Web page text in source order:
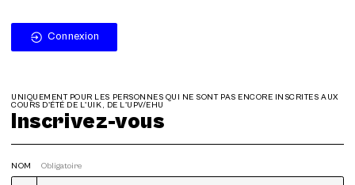
Connexion
UNIQUEMENT POUR LES PERSONNES QUI NE SONT PAS ENCORE INSCRITES AUX
COURS D'ÉTÉ DE L'UIK, DE L'UPV/EHU
Inscrivez-vous
NOM Obligatoire